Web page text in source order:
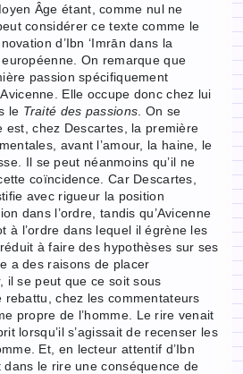
Âge étant, comme nul ne
considérer ce texte comme le
d’Ibn ‘Imrān dans la
On remarque que
passion spécifiquement
Elle occupe donc chez lui
le Traité des passions . On se
est, chez Descartes, la première
avant l’amour, la haine, le
Il se peut néanmoins qu’il ne
coïncidence. Car Descartes,
avec rigueur la position
dans l’ordre, tandis qu’Avicenne
à l’ordre dans lequel il égrène les
à faire des hypothèses sur ses
a des raisons de placer
il se peut que ce soit sous
rebattu, chez les commentateurs
propre de l’homme. Le rire venait
lorsqu’il s’agissait de recenser les
Et, en lecteur attentif d’Ibn
dans le rire une conséquence de